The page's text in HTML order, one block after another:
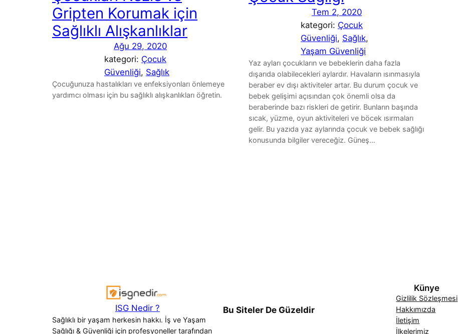
Gripten Korumak için
Sağlıklı Alışkanlıklar
Ağu 29, 2020
kategori: Çocuk
Güvenliği, Sağlık
Çocuğunuza hastalıkları ve enfeksiyonları önlemeye
yardımcı olması için bu sağlıklı alışkanlıkları öğretin.
Tem 2, 2020
kategori: Çocuk
Güvenliği, Sağlık
Yaşam Güvenliği
Yaz ayları çocukların ve bebeklerin daha fazla
dışarıda olabilecekleri aylardır. Havaların ısınmasıyla
beraber ev dışı aktiviteler artar. Bu durum çocuk ve
bebek gelişimi açısından çok önemli olsa da
beraberinde bazı riskleri de getirir. Bunların başında
sıcak, yüzme, oyun aktiviteleri ve böcek ısırmaları
gelir. Bu yazıda yaz aylarında çocuk ve bebek sağlığı
konusunda bilgiler vereceğiz. Güneş…
ISG Nedir ?
Sağlıklı bir yaşam herkesin hakkı. İş ve Yaşam
Sağlığı & Güvenliği için profesyoneller tarafından
Bu Siteler De Güzeldir
Künye
Gizlilik Sözleşmesi
Hakkımızda
İletişim
İlkelerimiz